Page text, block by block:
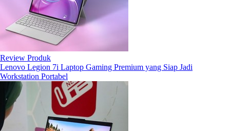
Review Produk
Lenovo Legion 7i Laptop Gaming Premium yang Siap Jadi
Workstation Portabel